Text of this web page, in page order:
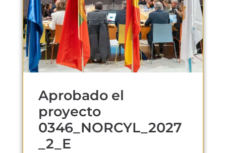
Aprobado el
proyecto
0346_NORCYL_2027
_2_E